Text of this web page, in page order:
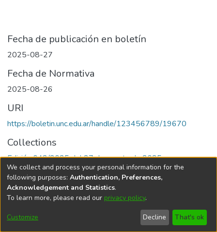
Fecha de publicación en boletín
2025-08-27
Fecha de Normativa
2025-08-26
URI
https://boletin.unc.edu.ar/handle/123456789/19670
Collections
Edición 042/2025 del 27 de agosto de 2025
Universidad Nacional de Córdoba
We collect and process your personal information for the
following purposes: Authentication, Preferences,
Acknowledgement and Statistics.
To learn more, please read our privacy policy.
Customize Decline That's ok